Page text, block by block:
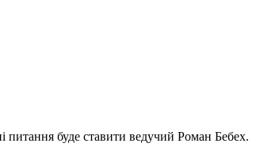
питання буде ставити ведучий Роман Бебех.